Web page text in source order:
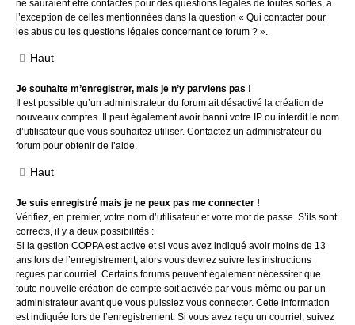
ne sauraient être contactés pour des questions légales de toutes sortes, à
l’exception de celles mentionnées dans la question « Qui contacter pour
les abus ou les questions légales concernant ce forum ? ».
Haut
Je souhaite m’enregistrer, mais je n’y parviens pas !
Il est possible qu’un administrateur du forum ait désactivé la création de
nouveaux comptes. Il peut également avoir banni votre IP ou interdit le nom
d’utilisateur que vous souhaitez utiliser. Contactez un administrateur du
forum pour obtenir de l’aide.
Haut
Je suis enregistré mais je ne peux pas me connecter !
Vérifiez, en premier, votre nom d’utilisateur et votre mot de passe. S’ils sont
corrects, il y a deux possibilités :
Si la gestion COPPA est active et si vous avez indiqué avoir moins de 13
ans lors de l’enregistrement, alors vous devrez suivre les instructions
reçues par courriel. Certains forums peuvent également nécessiter que
toute nouvelle création de compte soit activée par vous-même ou par un
administrateur avant que vous puissiez vous connecter. Cette information
est indiquée lors de l’enregistrement. Si vous avez reçu un courriel, suivez